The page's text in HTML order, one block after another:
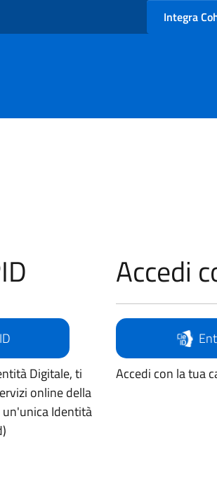
Integra
Digitale, ti
online della
Identità
Accedi
Accedi con la tua